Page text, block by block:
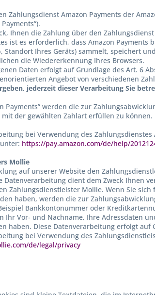
Zahlungsdienst Amazon Payments der
Ihnen die Zahlung über den
ist es erforderlich, dass Amazon Payments
Standort Ihres Geräts) sammelt, speichert
die Wiedererkennung Ihres Browsers.
Daten erfolgt auf Grundlage des Art. 6
Angebot von verschiedenen
jederzeit dieser Verarbeitung Sie
Payments” werden die zur
der gewählten Zahlart erfüllen zu
bei Verwendung des
https://pay.amazon.com/de/help/
Mollie
auf unserer Website den
Datenverarbeitung dient dem Zweck Ihnen
Zahlungsdienstleister Mollie. Wenn Sie
haben, werden die zur
Bankkontonummer oder
Ihr Vor- und Nachname, Ihre Adressdaten
haben. Diese Datenverarbeitung erfolgt auf
bei Verwendung des
de/legal/privacy